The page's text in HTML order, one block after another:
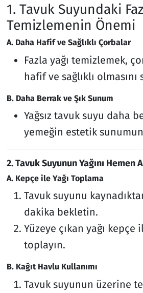
1. Tavuk Suyundaki
Temizlemenin Önemi
A. Daha Hafif ve Sağlıklı Çorbalar
Fazla yağı temizlemek,
hafif ve sağlıklı olmasını
B. Daha Berrak ve Şık Sunum
Yağsız tavuk suyu daha
yemeğin estetik
2. Tavuk Suyunun Yağını Hemen
A. Kepçe ile Yağı Toplama
Tavuk suyunu
dakika bekletin.
Yüzeye çıkan yağı
toplayın.
B. Kağıt Havlu Kullanımı
Tavuk suyunun üzerine
Teknoloji ve Bilim